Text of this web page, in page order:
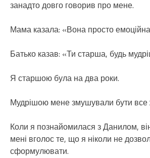
занадто довго говорив про мене.
Мама казала: «Вона просто
Батько казав: «Ти старша, будь
Я старшою була на два роки.
Мудрішою мене змушували бути все
Коли я познайомилася з Данилом,
мені вголос те, що я ніколи не
сформулювати.